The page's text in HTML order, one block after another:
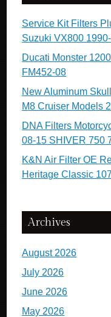
Service Kit Filters
Suzuki VX800
Ducati Monster
FM452-08
New Aluminum
M8 Cruiser Models
DNA Filters
08-15 SHIVER 750
K&N Air Filter OE
Heritage Classic
Archives
August 2026
July 2026
June 2026
May 2026